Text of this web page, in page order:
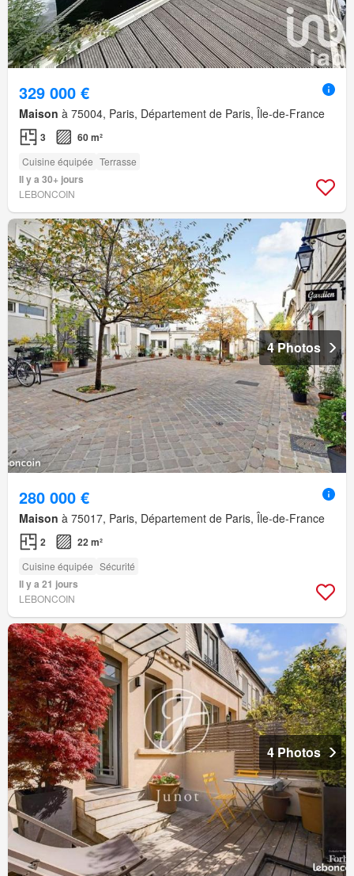
329 000 €
Maison à 75004, Paris, Département de Paris, Île-de-France
3 60 m²
Cuisine équipée Terrasse
Il y a 30+ jours
LEBONCOIN
4 Photos
280 000 €
Maison à 75017, Paris, Département de Paris, Île-de-France
2 22 m²
Cuisine équipée Sécurité
Il y a 21 jours
LEBONCOIN
4 Photos